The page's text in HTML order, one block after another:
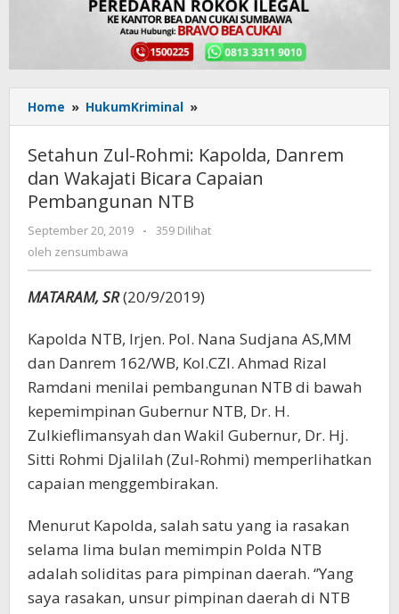
Home » HukumKriminal »
Zul-
Rohmi:
Kapolda,
Danrem
Bicara
Pembangunan
NTB
Setahun Zul-Rohmi: Kapolda, Danrem
dan Wakajati Bicara Capaian
Pembangunan NTB
September 20, 2019
oleh
-
359 Dilihat
oleh zensumbawa
MATARAM, SR(20/9/2019)
Kapolda NTB, Irjen. Pol. Nana Sudjana AS,MM
dan Danrem 162/WB, Kol.CZI. Ahmad Rizal
Ramdani menilai pembangunan NTB di bawah
kepemimpinan Gubernur NTB, Dr. H.
Zulkieflimansyah dan Wakil Gubernur, Dr. Hj.
Sitti Rohmi Djalilah (Zul-Rohmi) memperlihatkan
capaian menggembirakan.
Menurut Kapolda, salah satu yang ia rasakan
selama lima bulan memimpin Polda NTB
adalah soliditas para pimpinan daerah. ‘’Yang
saya rasakan, unsur pimpinan daerah di NTB